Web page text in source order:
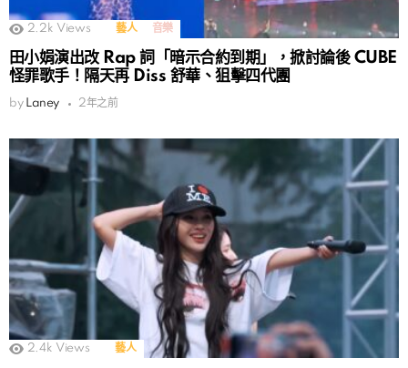
2.2k Views 藝人 音樂
田小娟演出改 Rap 詞「暗示合約到期」，掀討論後 CUBE
怪罪歌手！隔天再 Diss 舒華、狙擊四代團
by Laney 2年之前
2.4k Views 藝人